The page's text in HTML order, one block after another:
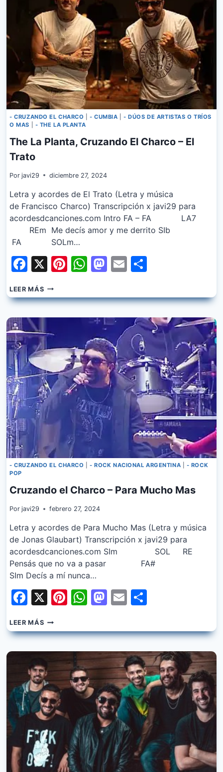
- CRUZANDO EL CHARCO |- CUMBIA |- DÚOS DE ARTISTAS O TRÍOS
O MAS
- THE LA PLANTA
The La Planta, Cruzando El Charco – El
Trato
Por javi29 diciembre 27, 2024
Letra y acordes de El Trato (Letra y música
de Francisco Charco) Transcripción x javi29 para
acordesdcanciones.com Intro FA – FA LA7
REm Me decís amor y me derrito SIb
FA SOLm…
Facebook
X Pinterest
WhatsApp
Mastodon
Email
LEER MÁSTHE
LA
PLANTA,
CHARCO
–
EL
TRATO
- CRUZANDO EL CHARCO |- ROCK NACIONAL ARGENTINA
- ROCK
POP
Cruzando el Charco – Para Mucho Mas
Por javi29 febrero 27, 2024
Letra y acordes de Para Mucho Mas (Letra y música
de Jonas Glaubart) Transcripción x javi29 para
acordesdcanciones.com SIm SOL RE
Pensás que no va a pasar FA#
SIm Decís a mí nunca…
Facebook
X Pinterest
WhatsApp
Mastodon
Email
LEER MÁSCRUZANDO
EL
CHARCO
MUCHO
MAS